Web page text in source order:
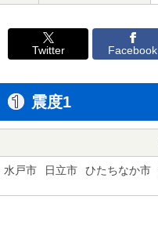
Twitter Facebook
震度1
水戸市 日立市 ひたちなか市